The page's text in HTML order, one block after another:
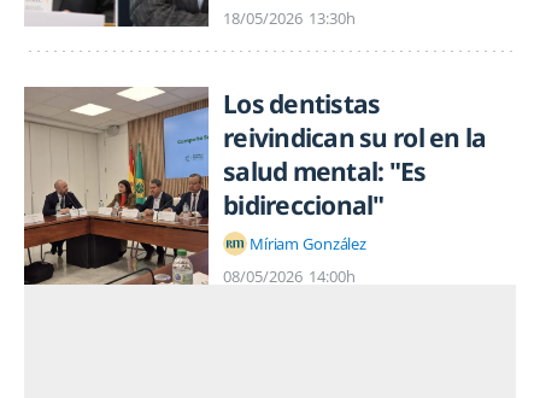
18/05/2026 13:30h
Los dentistas
reivindican su rol en la
salud mental: "Es
bidireccional"
Míriam González
08/05/2026 14:00h